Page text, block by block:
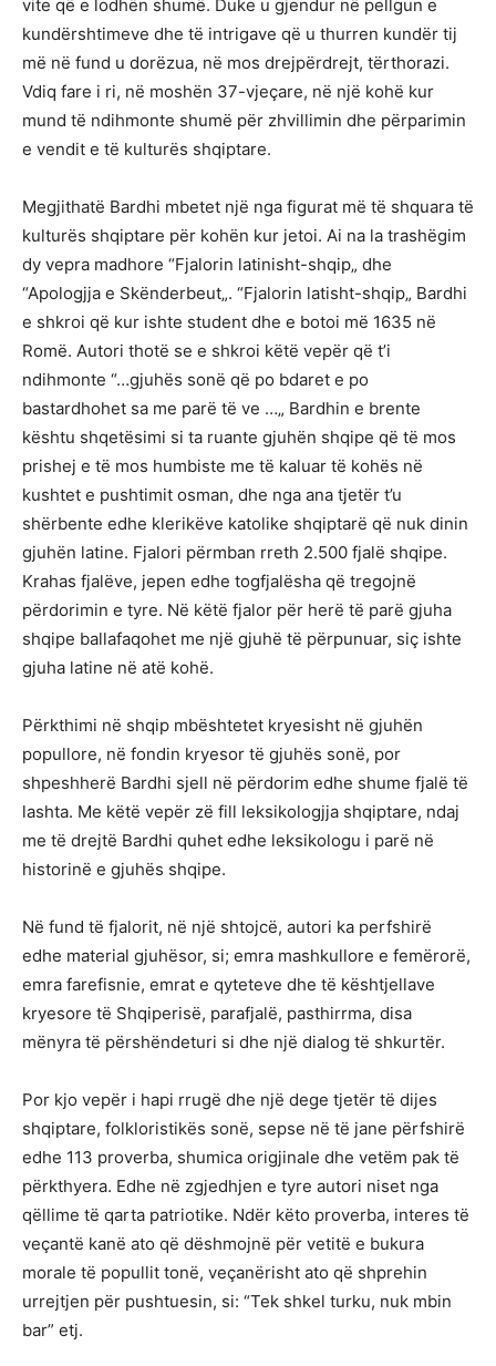
vite që e lodhën shumë. Duke u gjendur në pellgun e
kundërshtimeve dhe të intrigave që u thurren kundër tij
më në fund u dorëzua, në mos drejpërdrejt, tërthorazi.
Vdiq fare i ri, në moshën 37-vjeçare, në një kohë kur
mund të ndihmonte shumë për zhvillimin dhe përparimin
e vendit e të kulturës shqiptare.
Megjithatë Bardhi mbetet një nga figurat më të shquara të
kulturës shqiptare për kohën kur jetoi. Ai na la trashëgim
dy vepra madhore “Fjalorin latinisht-shqip„ dhe
“Apologjja e Skënderbeut„. “Fjalorin latisht-shqip„ Bardhi
e shkroi që kur ishte student dhe e botoi më 1635 në
Romë. Autori thotë se e shkroi këtë vepër që t’i
ndihmonte “…gjuhës sonë që po bdaret e po
bastardhohet sa me parë të ve …„ Bardhin e brente
kështu shqetësimi si ta ruante gjuhën shqipe që të mos
prishej e të mos humbiste me të kaluar të kohës në
kushtet e pushtimit osman, dhe nga ana tjetër t’u
shërbente edhe klerikëve katolike shqiptarë që nuk dinin
gjuhën latine. Fjalori përmban rreth 2.500 fjalë shqipe.
Krahas fjalëve, jepen edhe togfjalësha që tregojnë
përdorimin e tyre. Në këtë fjalor për herë të parë gjuha
shqipe ballafaqohet me një gjuhë të përpunuar, siç ishte
gjuha latine në atë kohë.
Përkthimi në shqip mbështetet kryesisht në gjuhën
popullore, në fondin kryesor të gjuhës sonë, por
shpeshherë Bardhi sjell në përdorim edhe shume fjalë të
lashta. Me këtë vepër zë fill leksikologjja shqiptare, ndaj
me të drejtë Bardhi quhet edhe leksikologu i parë në
historinë e gjuhës shqipe.
Në fund të fjalorit, në një shtojcë, autori ka perfshirë
edhe material gjuhësor, si; emra mashkullore e femërorë,
emra farefisnie, emrat e qyteteve dhe të kështjellave
kryesore të Shqiperisë, parafjalë, pasthirrma, disa
mënyra të përshëndeturi si dhe një dialog të shkurtër.
Por kjo vepër i hapi rrugë dhe një dege tjetër të dijes
shqiptare, folkloristikës sonë, sepse në të jane përfshirë
edhe 113 proverba, shumica origjinale dhe vetëm pak të
përkthyera. Edhe në zgjedhjen e tyre autori niset nga
qëllime të qarta patriotike. Ndër këto proverba, interes të
veçantë kanë ato që dëshmojnë për vetitë e bukura
morale të popullit tonë, veçanërisht ato që shprehin
urrejtjen për pushtuesin, si: “Tek shkel turku, nuk mbin
bar” etj.